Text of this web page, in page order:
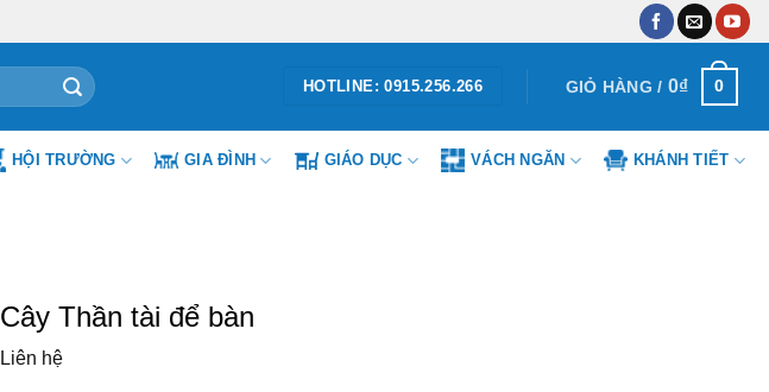
HOTLINE: 0915.256.266 GIỎ HÀNG / 0₫ 0
HỘI TRƯỜNG GIA ĐÌNH GIÁO DỤC VÁCH NGĂN KHÁNH TIẾT
Cây Thần tài để bàn
Liên hệ